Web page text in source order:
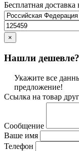
Бесплатная доставка
×
Нашли дешевле?
Укажите все
предложение!
Ссылка на товар
Сообщение
Ваше имя
Телефон